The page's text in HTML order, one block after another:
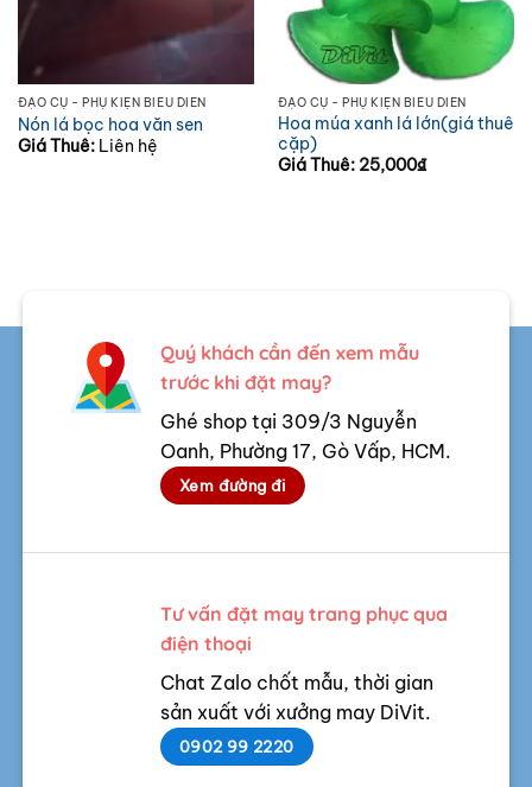
ĐẠO CỤ - PHỤ KIỆN BIỂU DIỄN
Nón lá bọc hoa văn sen
Giá Thuê: Liên hệ
ĐẠO CỤ - PHỤ KIỆN BIỂU DIỄN
Hoa múa xanh lá lớn(giá thuê
cặp)
Giá Thuê: 25,000₫
Quý khách cần đến xem mẫu
trước khi đặt may?
Ghé shop tại 309/3 Nguyễn
Oanh, Phường 17, Gò Vấp, HCM.
Xem đường đi
Tư vấn đặt may trang phục qua
điện thoại
Chat Zalo chốt mẫu, thời gian
sản xuất với xưởng may DiVit.
0902 99 2220